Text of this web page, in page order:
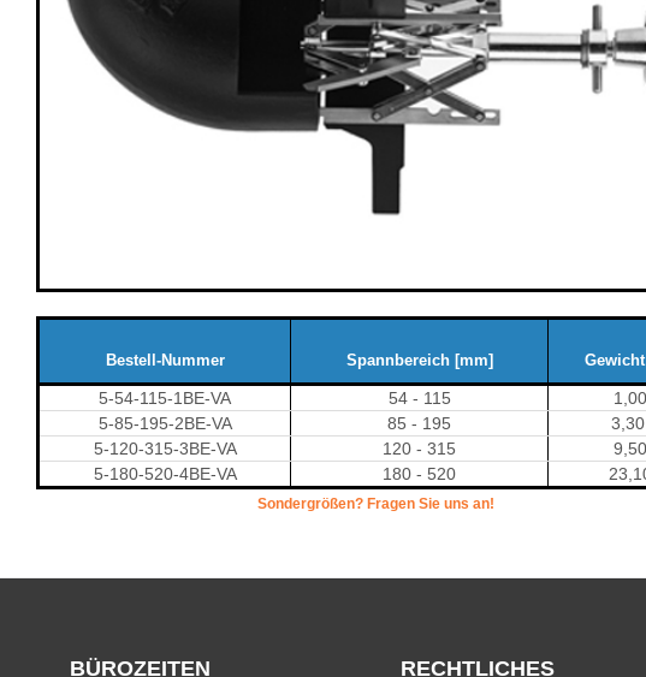
Bestell-Nummer Spannbereich [mm]
5-54-115-1BE-VA 54 - 115
5-85-195-2BE-VA
85 - 195
5-120-315-3BE-VA
120 - 315
5-180-520-4BE-VA
180 - 520
Sondergrößen? Fragen Sie uns an!
BÜROZEITEN RECHTLICHES